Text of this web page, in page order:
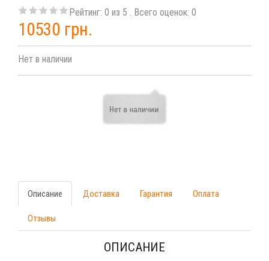
Рейтинг: 0 из 5 . Всего оценок: 0
10530 грн.
Нет в наличии
Описание Доставка Гарантия Оплата
Отзывы
ОПИСАНИЕ